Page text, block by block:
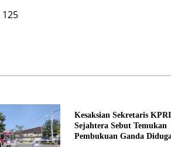
125
Kesaksian Sekretaris KPRI
Sejahtera Sebut Temukan
Pembukuan Ganda